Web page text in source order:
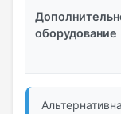
оборудование